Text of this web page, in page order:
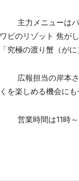
主力メニューはパ
ワビのリゾット 焦が
「究極の渡り蟹（が
広報担当の岸本さ
くを楽しめる機会に
営業時間は11時～